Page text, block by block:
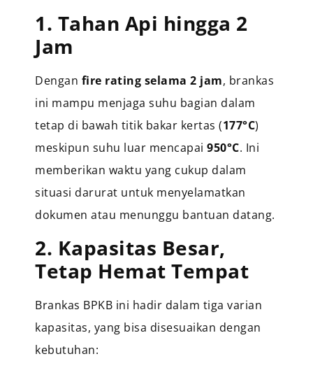
1. Tahan Api hingga 2
Jam
Dengan fire rating selama 2 jam, brankas
ini mampu menjaga suhu bagian dalam
tetap di bawah titik bakar kertas (177°C)
meskipun suhu luar mencapai 950°C. Ini
memberikan waktu yang cukup dalam
situasi darurat untuk menyelamatkan
dokumen atau menunggu bantuan datang.
2. Kapasitas Besar,
Tetap Hemat Tempat
Brankas BPKB ini hadir dalam tiga varian
kapasitas, yang bisa disesuaikan dengan
kebutuhan: